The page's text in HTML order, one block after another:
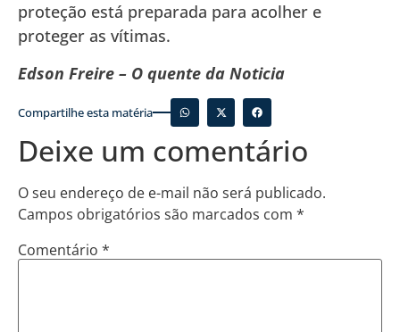
proteção está preparada para acolher e
proteger as vítimas.
Edson Freire – O quente da Noticia
Compartilhe esta matéria
Deixe um comentário
O seu endereço de e-mail não será publicado.
Campos obrigatórios são marcados com *
Comentário *